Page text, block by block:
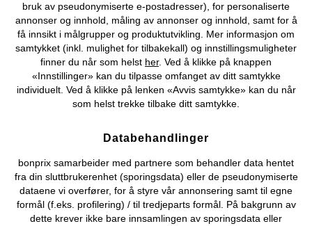
Kjøpsvilkår Personopplysninger Cookie-innstillinger
Om Oss Angre kjøp
©2026 bonprix.
bruk av pseudonymiserte e-postadresser), for personaliserte
annonser og innhold, måling av annonser og innhold, samt for å
få innsikt i målgrupper og produktutvikling. Mer informasjon om
samtykket (inkl. mulighet for tilbakekall) og innstillingsmuligheter
finner du når som helst her. Ved å klikke på knappen
«Innstillinger» kan du tilpasse omfanget av ditt samtykke
individuelt. Ved å klikke på lenken «Avvis samtykke» kan du når
som helst trekke tilbake ditt samtykke.
Databehandlinger
bonprix samarbeider med partnere som behandler data hentet
fra din sluttbrukerenhet (sporingsdata) eller de pseudonymiserte
dataene vi overfører, for å styre vår annonsering samt til egne
formål (f.eks. profilering) / til tredjeparts formål. På bakgrunn av
dette krever ikke bare innsamlingen av sporingsdata eller